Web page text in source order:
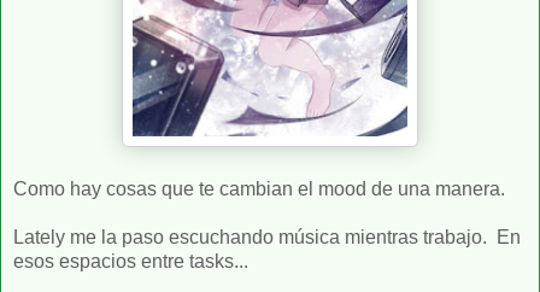
Como hay cosas que te cambian el mood de una manera.
Lately me la paso escuchando música mientras trabajo. En
esos espacios entre tasks...